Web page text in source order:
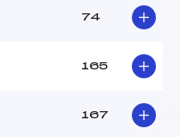
74
165
167